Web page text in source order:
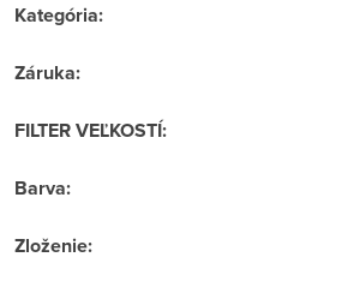
Kategória:
Záruka:
FILTER VEĽKOSTÍ:
Barva:
Zloženie: